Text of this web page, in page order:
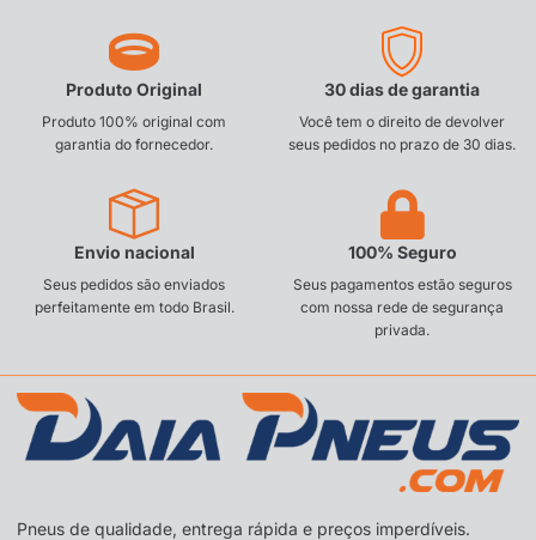
Produto Original
Produto 100% original com
garantia do fornecedor.
30 dias de garantia
Você tem o direito de devolver
seus pedidos no prazo de 30 dias.
Envio nacional
Seus pedidos são enviados
perfeitamente em todo Brasil.
100% Seguro
Seus pagamentos estão seguros
com nossa rede de segurança
privada.
Pneus de qualidade, entrega rápida e preços imperdíveis.